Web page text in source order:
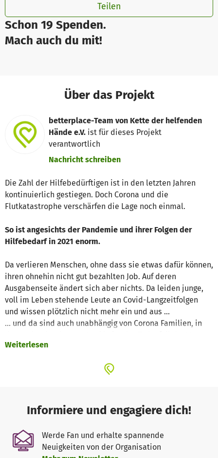
Schon 19 Spenden.
Mach auch du mit!
Teilen
Über das Projekt
betterplace-Team von Kette der helfenden
Hände e.V. ist für dieses Projekt
verantwortlich
Nachricht schreiben
Die Zahl der Hilfebedürftigen ist in den letzten Jahren
kontinuierlich gestiegen. Doch Corona und die
Flutkatastrophe verschärfen die Lage noch einmal.
So ist angesichts der Pandemie und ihrer Folgen der
Hilfebedarf in 2021 enorm.
Da verlieren Menschen, ohne dass sie etwas dafür können,
ihren ohnehin nicht gut bezahlten Job. Auf deren
Ausgabenseite ändert sich aber nichts. Da leiden junge,
voll im Leben stehende Leute an Covid-Langzeitfolgen
und wissen plötzlich nicht mehr ein und aus ...
... und da sind auch unabhängig von Corona Familien, in
oder die Mutter nicht mehr für die Kinder sorgen können.
Kosten etwa für Medikamente reicht. Mütter, bei denen
zu besuchen. Oder ein unheilbar an Krebs Erkrankter, der
einen letzten Wunsch hat, ihn sich selbst aber nicht
erfüllen kann.
Schon im vergangenen Jahr gab es fast 850 Hilfeersuchen
Weiterlesen
Informiere und engagiere dich!
Werde Fan und erhalte spannende
Neuigkeiten von der Organisation